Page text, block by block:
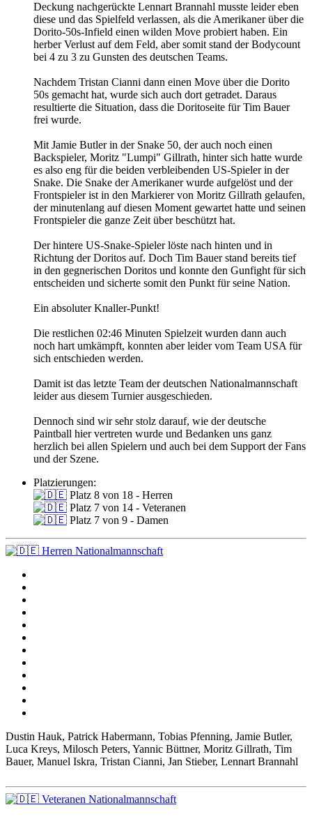
Deckung nachgerückte Lennart Brannahl musste leider eben
diese und das Spielfeld verlassen, als die Amerikaner über die
Dorito-50s-Infield einen wilden Move probiert haben. Ein
herber Verlust auf dem Feld, aber somit stand der Bodycount
bei 4 zu 3 zu Gunsten des deutschen Teams.
Nachdem Tristan Cianni dann einen Move über die Dorito
50s gemacht hat, wurde sich auch dort getradet. Daraus
resultierte die Situation, dass die Doritoseite für Tim Bauer
frei wurde.
Mit Jamie Butler in der Snake 50, der auch noch einen
Backspieler, Moritz "Lumpi" Gillrath, hinter sich hatte wurde
es also eng für die beiden verbleibenden US-Spieler in der
Snake. Die Snake der Amerikaner wurde aufgelöst und der
Frontspieler ist in den Markierer von Moritz Gillrath gelaufen,
der minutenlang auf diesen Moment gewartet hatte und seinen
Frontspieler die ganze Zeit über beschützt hat.
Der hintere US-Snake-Spieler löste nach hinten und in
Richtung der Doritos auf. Doch Tim Bauer stand bereits tief
in den gegnerischen Doritos und konnte den Gunfight für sich
entscheiden und sicherte somit den Punkt für seine Nation.
Ein absoluter Knaller-Punkt!
Die restlichen 02:46 Minuten Spielzeit wurden dann auch
noch hart umkämpft, konnten aber leider vom Team USA für
sich entschieden werden.
Damit ist das letzte Team der deutschen Nationalmannschaft
leider aus diesem Turnier ausgeschieden.
Dennoch sind wir sehr stolz darauf, wie der deutsche
Paintball hier vertreten wurde und Bedanken uns ganz
herzlich bei allen Spielern und auch bei dem Support der Fans
und der Szene.
Platzierungen:
Platz 8 von 18 - Herren
Platz 7 von 14 - Veteranen
Platz 7 von 9 - Damen
Herren Nationalmannschaft
Dustin Hauk, Patrick Habermann, Tobias Pfenning, Jamie Butler,
Luca Kreys, Milosch Peters, Yannic Büttner, Moritz Gillrath, Tim
Bauer, Manuel Iskra, Tristan Cianni, Jan Stieber, Lennart Brannahl
Veteranen Nationalmannschaft